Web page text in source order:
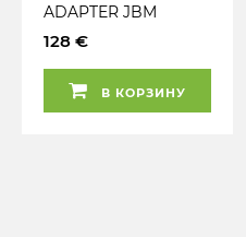
ADAPTER JBM
128 €
В КОРЗИНУ